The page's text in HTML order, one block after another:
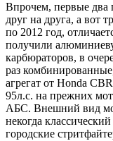
Впрочем, первые два
друг на друга, а вот
по 2012 год,
получили
карбюраторов, в
раз
агрегат от Honda
95л.с. на прежних
АБС. Внешний вид
некогда
городские